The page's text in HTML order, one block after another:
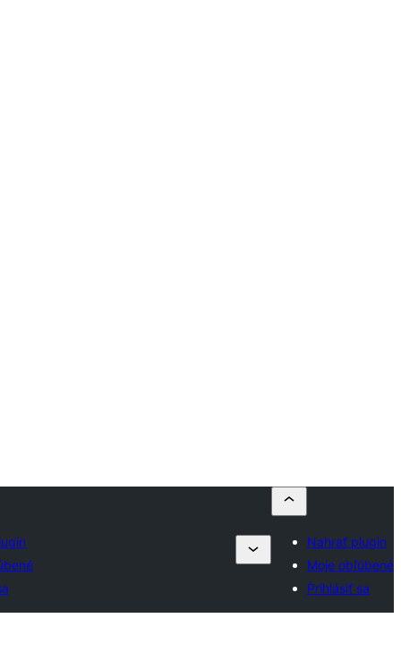
Nahrať plugin
Moje obľúbené
Prihlásiť sa